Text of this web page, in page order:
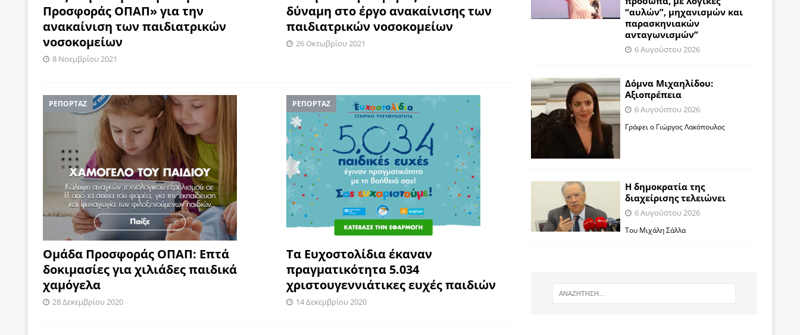
Προσφοράς ΟΠΑΠ» για την
ανακαίνιση των παιδιατρικών
νοσοκομείων
8 Νοεμβρίου 2021
δύναμη στο έργο ανακαίνισης των
παιδιατρικών νοσοκομείων
26 Οκτωβρίου 2021
ΡΕΠΟΡΤΑΖ
Ομάδα Προσφοράς ΟΠΑΠ: Επτά
δοκιμασίες για χιλιάδες παιδικά
χαμόγελα
28 Δεκεμβρίου 2020
ΡΕΠΟΡΤΑΖ
Τα Ευχοστολίδια έκαναν
πραγματικότητα 5.034
χριστουγεννιάτικες ευχές παιδιών
14 Δεκεμβρίου 2020
“αυλών”, μηχανισμών και
παρασκηνιακών
ανταγωνισμών”
6 Αυγούστου 2026
Δόμνα Μιχαηλίδου:
Αξιοπρέπεια
6 Αυγούστου 2026
Γράφει ο Γιώργος Λακόπουλος
Η δημοκρατία της
διαχείρισης τελειώνει
6 Αυγούστου 2026
Του Μιχάλη Σάλλα